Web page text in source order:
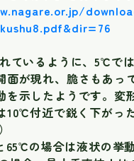
ているように、5℃で
面が現れ、脆さもあっ
を示したようです。変
10℃付近で鋭く下がっ
の場合は液状の挙